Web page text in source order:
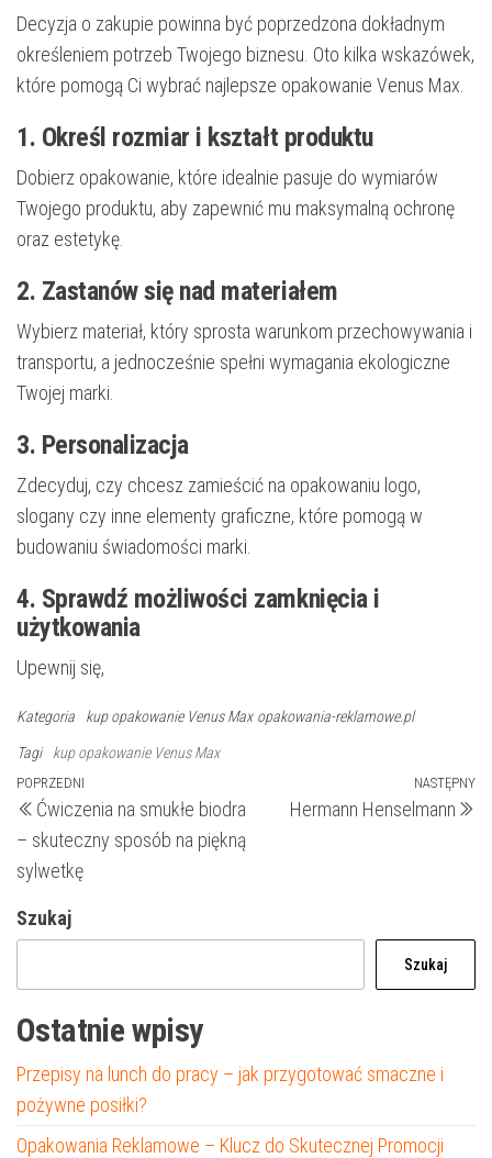
Decyzja o zakupie powinna być poprzedzona dokładnym
określeniem potrzeb Twojego biznesu. Oto kilka wskazówek,
które pomogą Ci wybrać najlepsze opakowanie Venus Max.
1. Określ rozmiar i kształt produktu
Dobierz opakowanie, które idealnie pasuje do wymiarów
Twojego produktu, aby zapewnić mu maksymalną ochronę
oraz estetykę.
2. Zastanów się nad materiałem
Wybierz materiał, który sprosta warunkom przechowywania i
transportu, a jednocześnie spełni wymagania ekologiczne
Twojej marki.
3. Personalizacja
Zdecyduj, czy chcesz zamieścić na opakowaniu logo,
slogany czy inne elementy graficzne, które pomogą w
budowaniu świadomości marki.
4. Sprawdź możliwości zamknięcia i
użytkowania
Upewnij się,
Kategoria kup opakowanie Venus Max opakowania-reklamowe.pl
Tagi kup opakowanie Venus Max
Nawigacja
wpisu
Poprzedni
wpis
POPRZEDNI
Ćwiczenia na smukłe biodra
– skuteczny sposób na piękną
sylwetkę
NASTĘPNY
Hermann Henselmann
Szukaj
Szukaj
Ostatnie wpisy
Przepisy na lunch do pracy – jak przygotować smaczne i
pożywne posiłki?
Opakowania Reklamowe – Klucz do Skutecznej Promocji